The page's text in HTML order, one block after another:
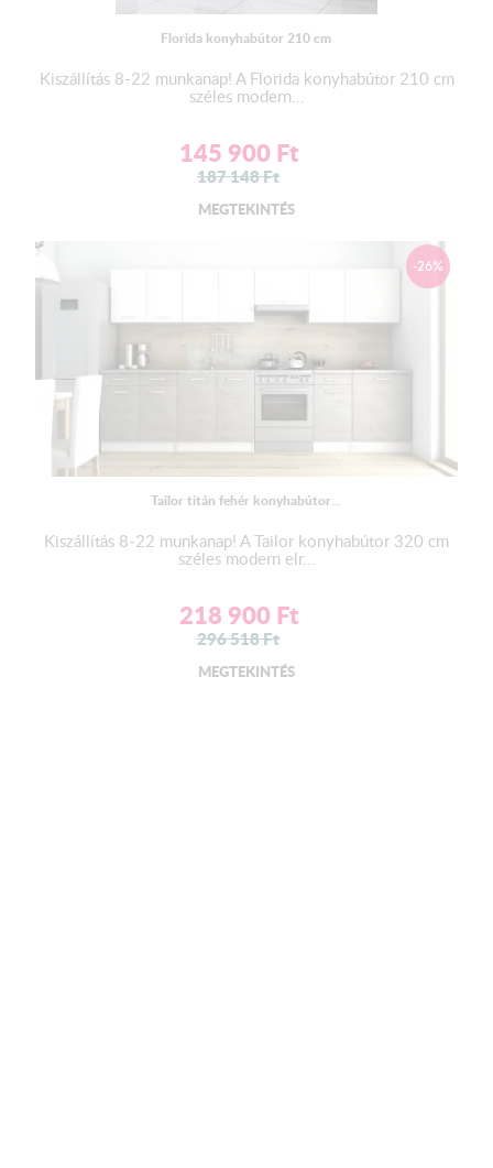
Florida konyhabútor 210 cm
Kiszállítás 8-22 munkanap! A Florida konyhabútor 210 cm
széles modern...
145 900 Ft
187 148Ft
MEGTEKINTÉS
-26%
Tailor titán fehér konyhabútor...
Kiszállítás 8-22 munkanap! A Tailor konyhabútor 320 cm
széles modern elr...
218 900 Ft
296 518Ft
MEGTEKINTÉS